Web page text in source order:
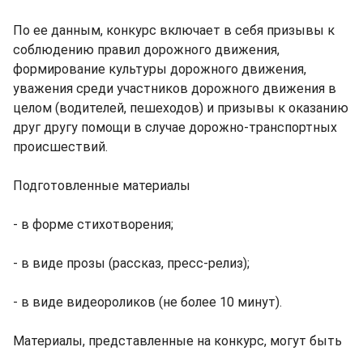
По ее данным, конкурс включает в себя призывы к
соблюдению правил дорожного движения,
формирование культуры дорожного движения,
уважения среди участников дорожного движения в
целом (водителей, пешеходов) и призывы к оказанию
друг другу помощи в случае дорожно-транспортных
происшествий.
Подготовленные материалы
- в форме стихотворения;
- ⁠в виде прозы (рассказ, пресс-релиз);
- ⁠в виде видеороликов (не более 10 минут).
Материалы, представленные на конкурс, могут быть